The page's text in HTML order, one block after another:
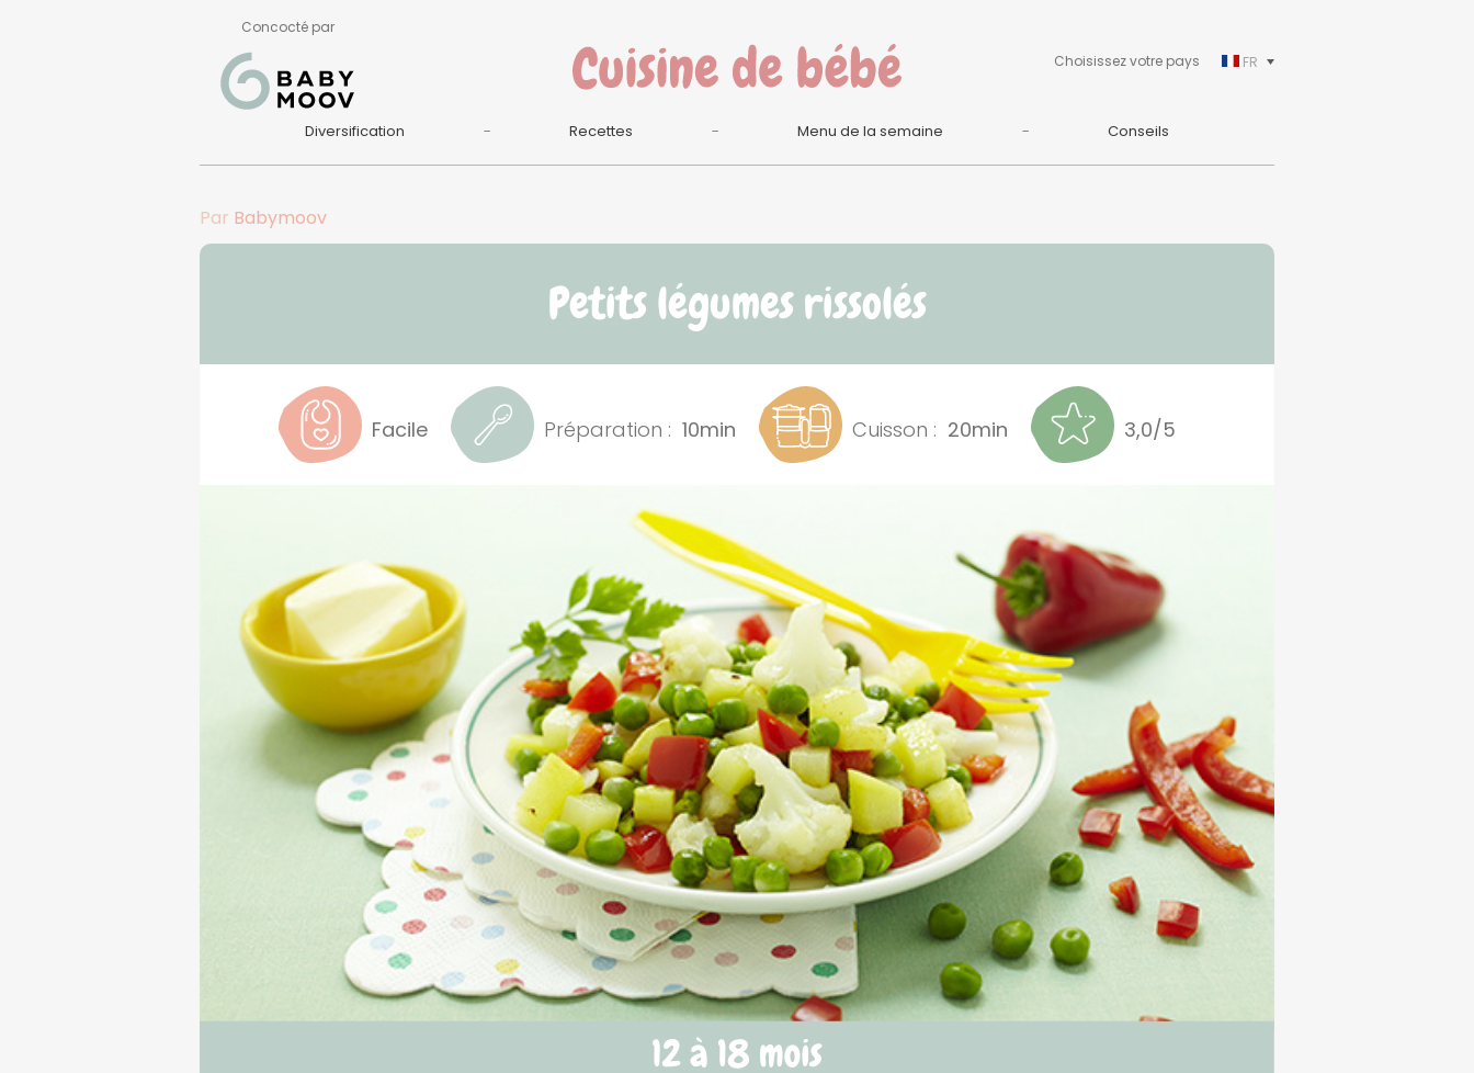
Concocté par
Choisissez votre pays
FR
Diversification Recettes Menu de la semaine Conseils
Par Babymoov
Petits légumes rissolés
Facile Préparation : 10min Cuisson : 20min 3,0/5